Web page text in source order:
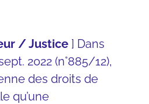
/ Justice] Dans
2022 (n°885/12),
des droits de
qu’une